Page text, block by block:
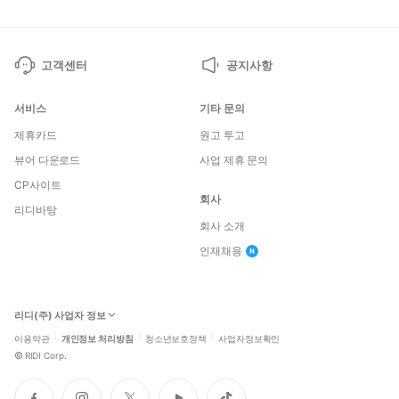
고객센터 공지사항
서비스
제휴카드
뷰어 다운로드
CP사이트
리디바탕
기타 문의
원고 투고
사업 제휴 문의
회사
회사 소개
인재채용
리디(주) 사업자 정보
이용약관 개인정보 처리방침 청소년보호정책 사업자정보확인
© RIDI Corp.